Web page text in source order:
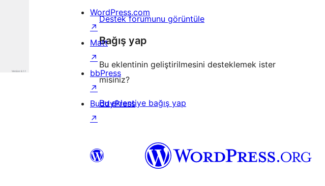
Destek forumunu görüntüle
Bağış yap
Bu eklentinin geliştirilmesini desteklemek ister
misiniz?
Bu eklentiye bağış yap
WordPress.com
↗
Matt
↗
bbPress
↗
BuddyPress
↗